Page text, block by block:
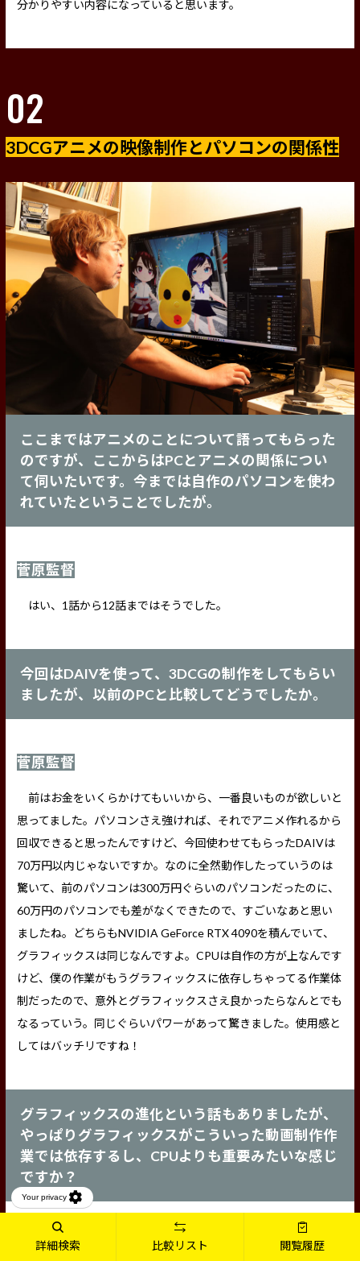
分かりやすい内容になっていると思います。
02
3DCGアニメの映像制作とパソコンの関係性
ここまではアニメのことについて語ってもらった
のですが、ここからはPCとアニメの関係につい
て伺いたいです。今までは自作のパソコンを使わ
れていたということでしたが。
菅原監督
はい、1話から12話まではそうでした。
今回はDAIVを使って、3DCGの制作をしてもらい
ましたが、以前のPCと比較してどうでしたか。
菅原監督
前はお金をいくらかけてもいいから、一番良いものが欲しいと
思ってました。パソコンさえ強ければ、それでアニメ作れるから
回収できると思ったんですけど、今回使わせてもらったDAIVは
70万円以内じゃないですか。なのに全然動作したっていうのは
驚いて、前のパソコンは300万円ぐらいのパソコンだったのに、
60万円のパソコンでも差がなくできたので、すごいなあと思い
ましたね。どちらもNVIDIA GeForce RTX 4090を積んでいて、
グラフィックスは同じなんですよ。CPUは自作の方が上なんです
けど、僕の作業がもうグラフィックスに依存しちゃってる作業体
制だったので、意外とグラフィックスさえ良かったらなんとでも
なるっていう。同じぐらいパワーがあって驚きました。使用感と
してはバッチリですね！
グラフィックスの進化という話もありましたが、
やっぱりグラフィックスがこういった動画制作作
業では依存するし、CPUよりも重要みたいな感じ
ですか？
菅原監督
詳細検索 比較リスト 閲覧履歴